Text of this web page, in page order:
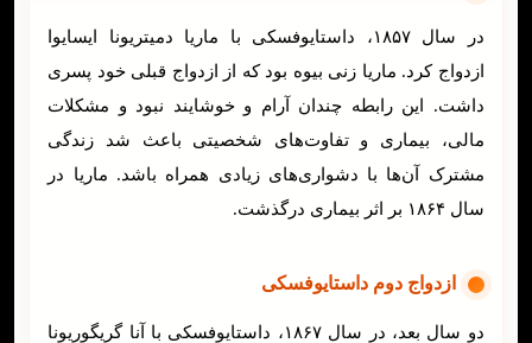
در سال ۱۸۵۷، داستایوفسکی با ماریا دمیتریونا ایسایوا
ازدواج کرد. ماریا زنی بیوه بود که از ازدواج قبلی خود پسری
داشت. این رابطه چندان آرام و خوشایند نبود و مشکلات
مالی، بیماری و تفاوت‌های شخصیتی باعث شد زندگی
مشترک آن‌ها با دشواری‌های زیادی همراه باشد. ماریا در
سال ۱۸۶۴ بر اثر بیماری درگذشت.
ازدواج دوم داستایوفسکی
دو سال بعد، در سال ۱۸۶۷، داستایوفسکی با آنا گریگوریونا